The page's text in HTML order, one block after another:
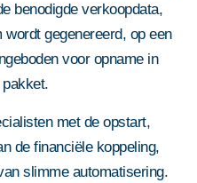
benodigde verkoopdata,
gegenereerd, op een
voor opname in
pakket.
met de opstart,
de financiële koppeling,
slimme automatisering.